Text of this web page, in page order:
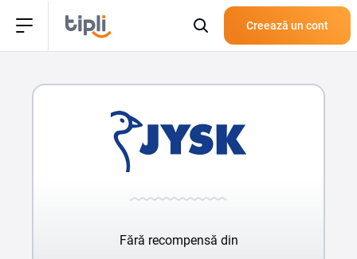
Creează un cont
Fără recompensă din